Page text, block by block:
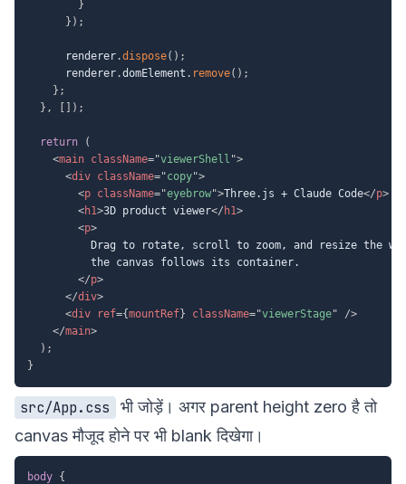
}
} ) ;
      renderer
.dispose( ) ;
      renderer
.domElement . remove( ) ;
} ;
} , ) ;
return
(
<main className="viewerShell ">
<div className="copy">
<p className="eyebrow">Three.js + Claude Code</p>
<h1>3D product viewer</ h1>
<p>
Drag to rotate, scroll to zoom, and resize the
          the canvas follows its container.
</p>
</div>
<div ref={mountRef} className="viewerStage"
/>
</main>
) ;
}
src/App.css
भी जोड़ें। अगर parent height zero है तो
canvas मौजूद होने पर भी blank दिखेगा।
body {